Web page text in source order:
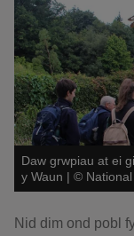
Daw grwpiau at ei
y Waun | ©
Nid dim ond pobl